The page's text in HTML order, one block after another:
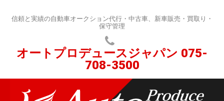
信頼と実績の自動車オークション代行・中古車、新車販売・買取り・
保守管理
オートプロデュースジャパン 075-
708-3500